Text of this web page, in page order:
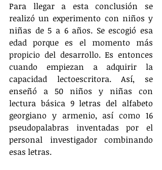
Para llegar a esta conclusión se
realizó un experimento con niños y
niñas de 5 a 6 años. Se escogió esa
edad porque es el momento más
propicio del desarrollo. Es entonces
cuando empiezan a adquirir la
capacidad lectoescritora. Así, se
enseñó a 50 niños y niñas con
lectura básica 9 letras del alfabeto
georgiano y armenio, así como 16
pseudopalabras inventadas por el
personal investigador combinando
esas letras.